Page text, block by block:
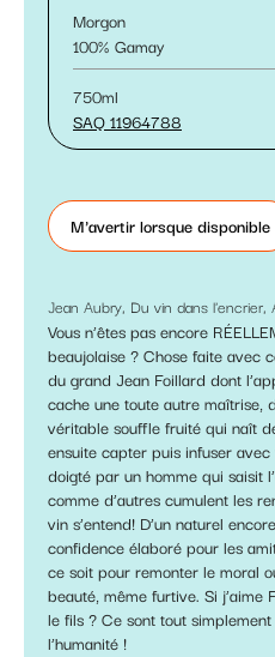
Morgon
100
Gamay
750ml
SAQ 11964788
M'avertir lorsque disponible
Jean Aubry, Du vin dans l'encrier,
Vous n’êtes pas encore
beaujolaise ? Chose faite avec
du grand Jean Foillard dont
cache une toute autre maîtrise,
véritable souffle fruité qui naît
ensuite capter puis infuser
doigté par un homme qui saisit
comme d’autres cumulent les
vin s’entend! D’un naturel
confidence élaboré pour les
ce soit pour remonter le moral
beauté, même furtive. Si
le fils ? Ce sont tout
l’humanité !